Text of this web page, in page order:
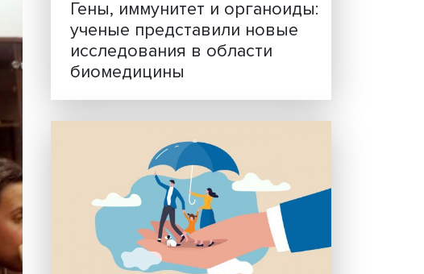
ученые представили
исследования в области
биомедицины